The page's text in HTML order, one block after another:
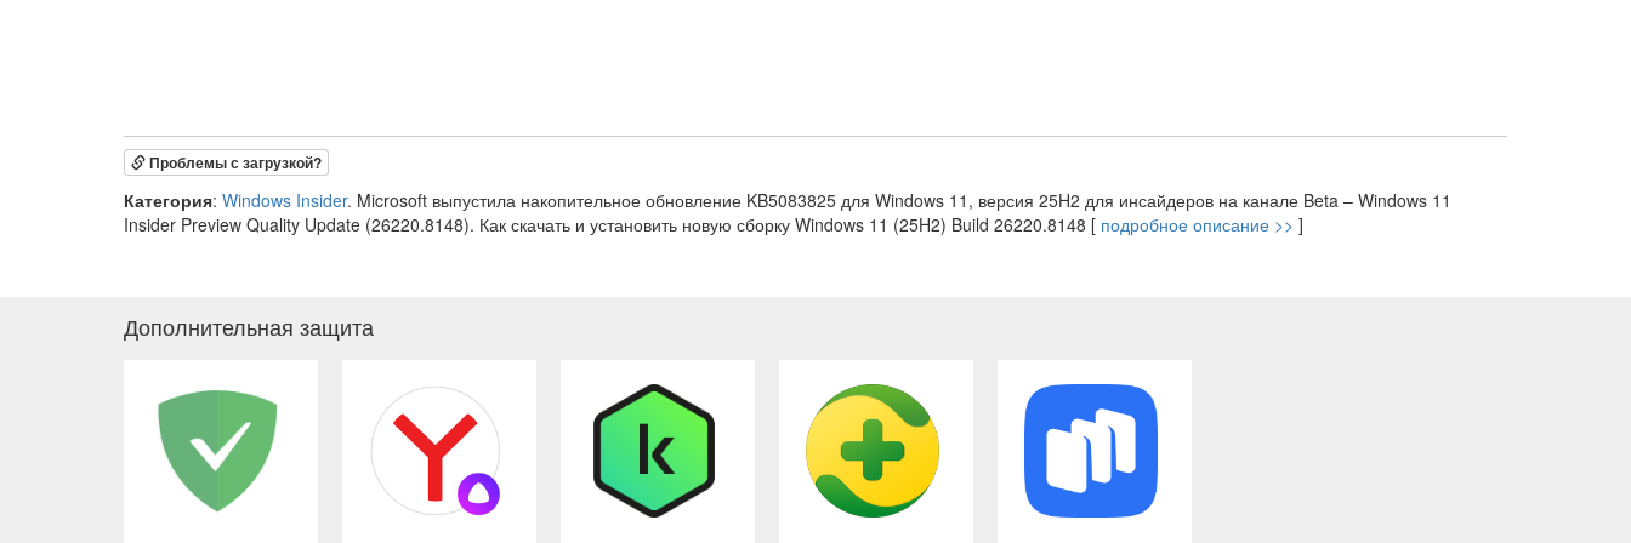
Проблемы с загрузкой?
Категория: Windows Insider. Microsoft выпустила накопительное обновление KB5083825 для Windows 11, версия 25H2 для инсайдеров на канале Beta – Windows 11
Insider Preview Quality Update (26220.8148). Как скачать и установить новую сборку Windows 11 (25H2) Build 26220.8148 [ подробное описание >> ]
Дополнительная защита